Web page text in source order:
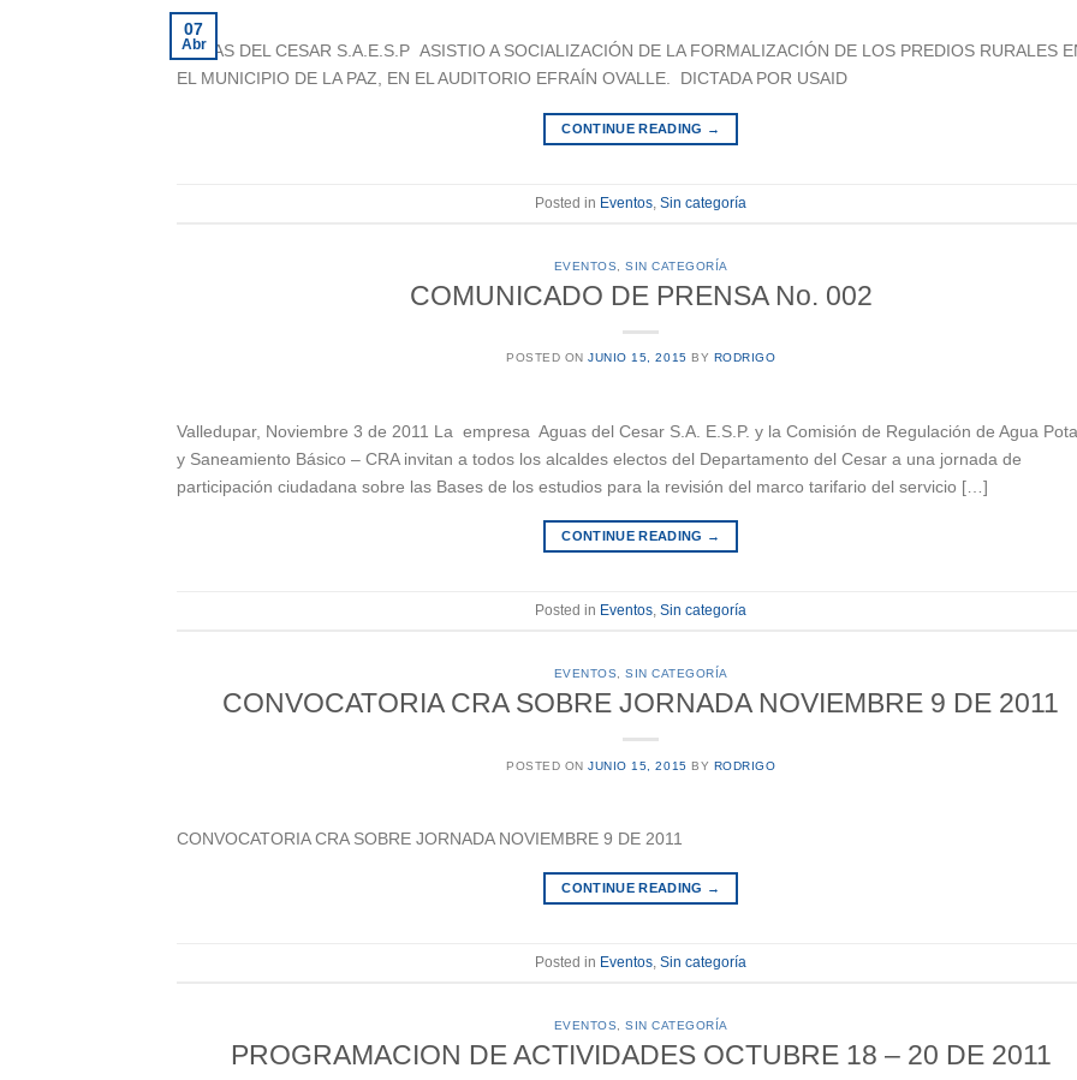
07
Abr
AGUAS DEL CESAR S.A.E.S.P ASISTIO A SOCIALIZACIÓN DE LA FORMALIZACIÓN DE LOS PREDIOS RURALES
EL MUNICIPIO DE LA PAZ, EN EL AUDITORIO EFRAÍN OVALLE. DICTADA POR USAID
CONTINUE READING →
Posted in Eventos ,Sin categoría
EVENTOS ,SIN CATEGORÍA
COMUNICADO DE PRENSA No. 002
POSTED ONJUNIO 15, 2015 BY RODRIGO
Valledupar, Noviembre 3 de 2011 La empresa Aguas del Cesar S.A. E.S.P. y la Comisión de Regulación de Agua
y Saneamiento Básico – CRA invitan a todos los alcaldes electos del Departamento del Cesar a una jornada de
participación ciudadana sobre las Bases de los estudios para la revisión del marco tarifario del servicio […]
CONTINUE READING →
Posted in Eventos ,Sin categoría
EVENTOS ,SIN CATEGORÍA
CONVOCATORIA CRA SOBRE JORNADA NOVIEMBRE 9 DE 2011
POSTED ONJUNIO 15, 2015 BY RODRIGO
CONVOCATORIA CRA SOBRE JORNADA NOVIEMBRE 9 DE 2011
CONTINUE READING →
Posted in Eventos ,Sin categoría
EVENTOS ,SIN CATEGORÍA
PROGRAMACION DE ACTIVIDADES OCTUBRE 18 – 20 DE 2011